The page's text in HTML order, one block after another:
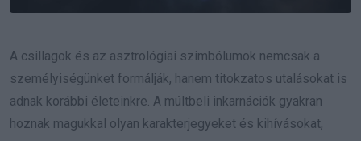
A csillagok és az asztrológiai szimbólumok nemcsak a
személyiségünket formálják, hanem titokzatos utalásokat is
adnak korábbi életeinkre. A múltbeli inkarnációk gyakran
hoznak magukkal olyan karakterjegyeket és kihívásokat,